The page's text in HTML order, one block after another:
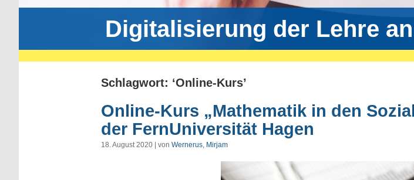
Digitalisierung der Lehre
Schlagwort: ‘Online-Kurs’
Online-Kurs „Mathematik in den
der FernUniversität Hagen
18. August 2020 | von Wernerus, Mirjam